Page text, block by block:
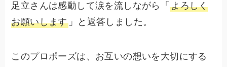
足立さんは感動して涙を流しながら「よろしく
お願いします」と返答しました。
このプロポーズは、お互いの想いを大切にする